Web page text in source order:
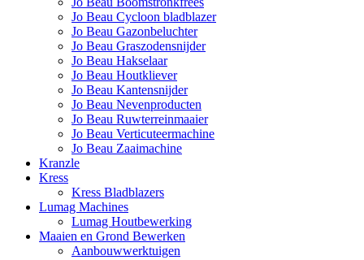
Jo Beau Cycloon bladblazer
Jo Beau Gazonbeluchter
Jo Beau Graszodensnijder
Jo Beau Hakselaar
Jo Beau Houtkliever
Jo Beau Kantensnijder
Jo Beau Nevenproducten
Jo Beau Ruwterreinmaaier
Jo Beau Verticuteermachine
Jo Beau Zaaimachine
Kranzle
Kress
Kress Bladblazers
Lumag Machines
Lumag Houtbewerking
Maaien en Grond Bewerken
Aanbouwwerktuigen